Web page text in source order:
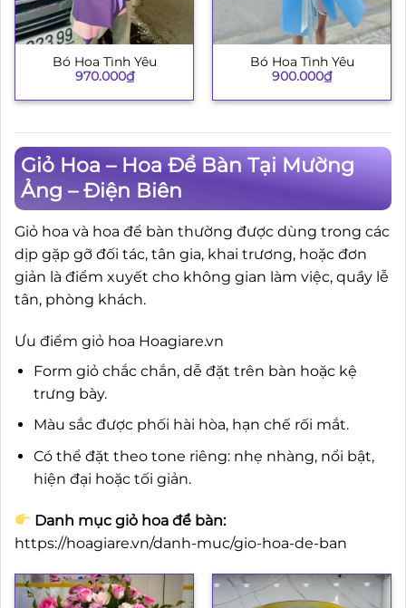
Bó Hoa Tình Yêu
970.000₫
Bó Hoa Tình Yêu
900.000₫
Giỏ Hoa – Hoa Để Bàn Tại Mường
Ảng – Điện Biên
Giỏ hoa và hoa để bàn thường được dùng trong các
dịp gặp gỡ đối tác, tân gia, khai trương, hoặc đơn
giản là điểm xuyết cho không gian làm việc, quầy lễ
tân, phòng khách.
Ưu điểm giỏ hoa Hoagiare.vn
Form giỏ chắc chắn, dễ đặt trên bàn hoặc kệ
trưng bày.
Màu sắc được phối hài hòa, hạn chế rối mắt.
Có thể đặt theo tone riêng: nhẹ nhàng, nổi bật,
hiện đại hoặc tối giản.
Danh mục giỏ hoa để bàn:
https://hoagiare.vn/danh-muc/gio-hoa-de-ban